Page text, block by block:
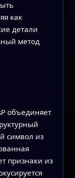
как
детали
метод
объединяет
символ из
признаки из